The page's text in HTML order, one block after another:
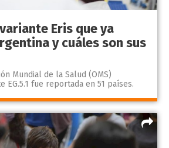
Eris que ya
y cuáles son sus
Mundial de la Salud (OMS)
EG.5.1 fue reportada en 51 países.